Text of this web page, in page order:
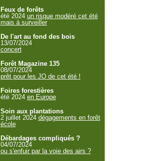
Feux de forêts
été 2024 un risque modéré cet été
mais à surveiller
De l'art au fond des bois
13/07/2024
concert
Forêt Magazine 135
08/07/2024
prêt pour les JO de cet été !
Foires forestières
été 2024 en Europe
Soin aux plantations
2 juillet 2024 dégagements en forêt
école
Débardages compliqués ?
04/07/2024
ou s'enfuir par la voie des airs ?